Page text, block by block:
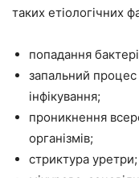
таких етіологічних
попадання
запальний процес
інфікування;
проникнення
організмів;
стриктура уретри;